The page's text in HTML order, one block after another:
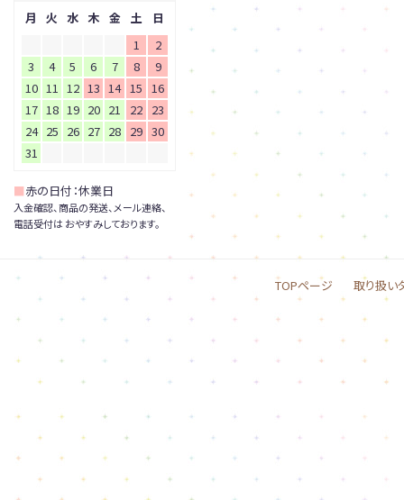
月 火 水 木 金 土
日
1
2
3
4 5 6 7 8
9
10 11 12 13 14 15
16
17 18 19 20 21 22 23
24 25 26 27 28 29 30
31
■赤の日付：休業日
入金確認、商品の発送、メール連絡、
電話受付は おやすみしております。
TOPページ 取り扱い